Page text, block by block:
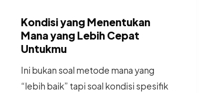
Kondisi yang Menentukan
Mana yang Lebih Cepat
Untukmu
Ini bukan soal metode mana yang
“lebih baik” tapi soal kondisi spesifik